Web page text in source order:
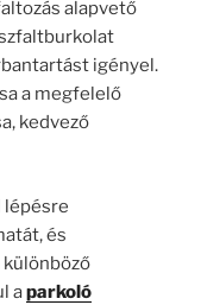
alapvető
igényel.
a megfelelő
kedvező
lépésre
és
aparkoló